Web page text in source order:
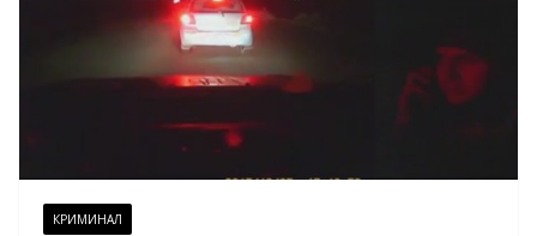
КРИМИНАЛ